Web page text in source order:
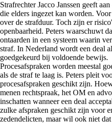
Strafrechter Jacco Janssen geeft
die elders ingezet kan worden.
over de strafduur. Toch zijn er
openbaarheid. Peters waarschuwt
ontaarden in een systeem waarin
straf. In Nederland wordt een deal
goedgekeurd bij voldoende bewijs.
Procesafspraken worden meestal
als de straf te laag is. Peters pleit
procesafspraken geschikt zijn.
menen rechtspraak, het OM en
inschatten wanneer een deal
zulke afspraken geschikt zijn voor
zedendelicten, maar wil ook niet